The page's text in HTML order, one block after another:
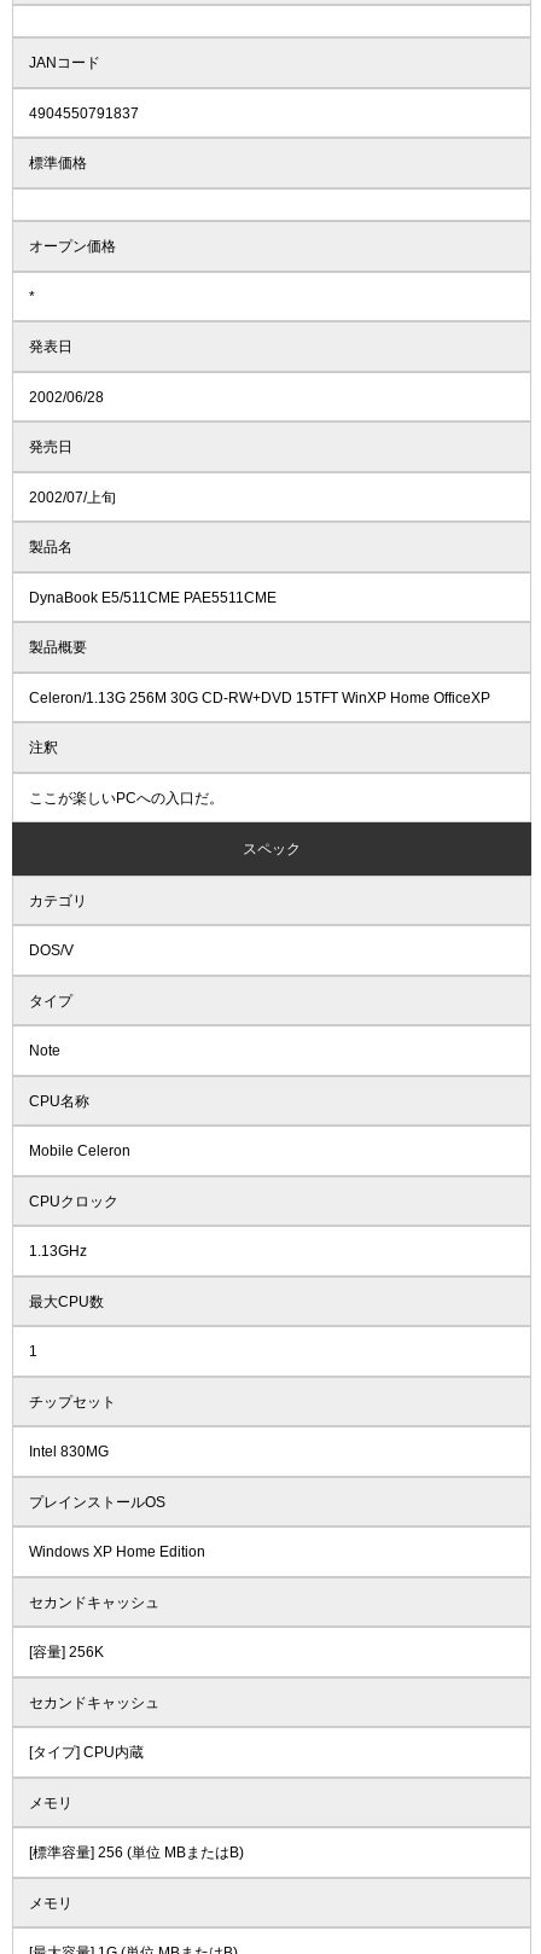
JANコード
4904550791837
標準価格
オープン価格
*
発表日
2002/06/28
発売日
2002/07/上旬
製品名
DynaBook E5/511CME PAE5511CME
製品概要
Celeron/1.13G 256M 30G CD-RW+DVD 15TFT WinXP Home OfficeXP
注釈
ここが楽しいPCへの入口だ。
スペック
カテゴリ
DOS/V
タイプ
Note
CPU名称
Mobile Celeron
CPUクロック
1.13GHz
最大CPU数
1
チップセット
Intel 830MG
プレインストールOS
Windows XP Home Edition
セカンドキャッシュ
[容量] 256K
セカンドキャッシュ
[タイプ] CPU内蔵
メモリ
[標準容量] 256 (単位 MBまたはB)
メモリ